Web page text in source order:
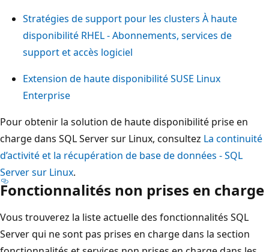
Stratégies de support pour les clusters À haute
disponibilité RHEL - Abonnements, services de
support et accès logiciel
Extension de haute disponibilité SUSE Linux
Enterprise
Pour obtenir la solution de haute disponibilité prise en
charge dans SQL Server sur Linux, consultez La continuité
d’activité et la récupération de base de données - SQL
Server sur Linux.
Fonctionnalités non prises en charge
Vous trouverez la liste actuelle des fonctionnalités SQL
Server qui ne sont pas prises en charge dans la section